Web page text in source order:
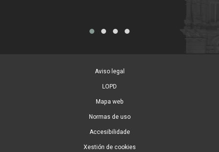
Aviso legal
LOPD
Mapa web
Normas de uso
Accesibilidade
Xestión de cookies